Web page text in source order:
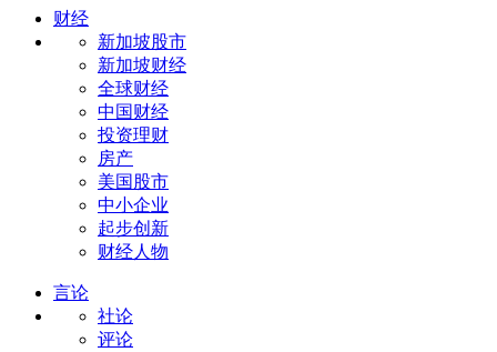
财经
新加坡股市
新加坡财经
全球财经
中国财经
投资理财
房产
美国股市
中小企业
起步创新
财经人物
言论
社论
评论